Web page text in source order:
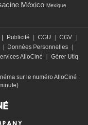
México Mexique
Publicité CGU CGV
Données Personnelles
AlloCiné
Gérer Utiq
sur le numéro AlloCiné :